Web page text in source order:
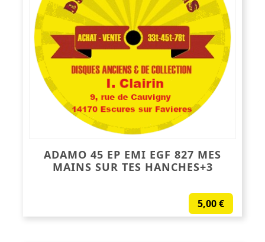
ADAMO 45 EP EMI EGF 827 MES
MAINS SUR TES HANCHES+3
5,00€